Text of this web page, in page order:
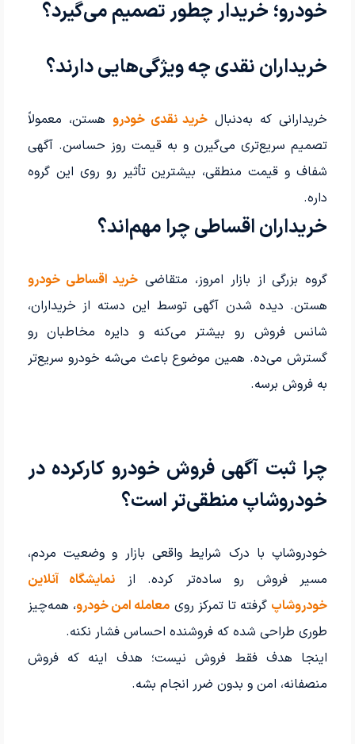
خودرو؛ خریدار چطور تصمیم می‌گیرد؟
خریداران نقدی چه ویژگی‌هایی دارند؟
خریدارانی که به‌دنبال خرید نقدی خودرو هستن، معمولاً
تصمیم سریع‌تری می‌گیرن و به قیمت روز حساسن. آگهی
شفاف و قیمت منطقی، بیشترین تأثیر رو روی این گروه
داره.
خریداران اقساطی چرا مهم‌اند؟
گروه بزرگی از بازار امروز، متقاضی خرید اقساطی خودرو
هستن. دیده شدن آگهی توسط این دسته از خریداران،
شانس فروش رو بیشتر می‌کنه و دایره مخاطبان رو
گسترش می‌ده. همین موضوع باعث می‌شه خودرو سریع‌تر
به فروش برسه.
چرا ثبت آگهی فروش خودرو کارکرده در
خودروشاپ منطقی‌تر است؟
خودروشاپ با درک شرایط واقعی بازار و وضعیت مردم،
مسیر فروش رو ساده‌تر کرده. از نمایشگاه آنلاین
خودروشاپ گرفته تا تمرکز روی معامله امن خودرو، همه‌چیز
طوری طراحی شده که فروشنده احساس فشار نکنه.
اینجا هدف فقط فروش نیست؛ هدف اینه که فروش
منصفانه، امن و بدون ضرر انجام بشه.